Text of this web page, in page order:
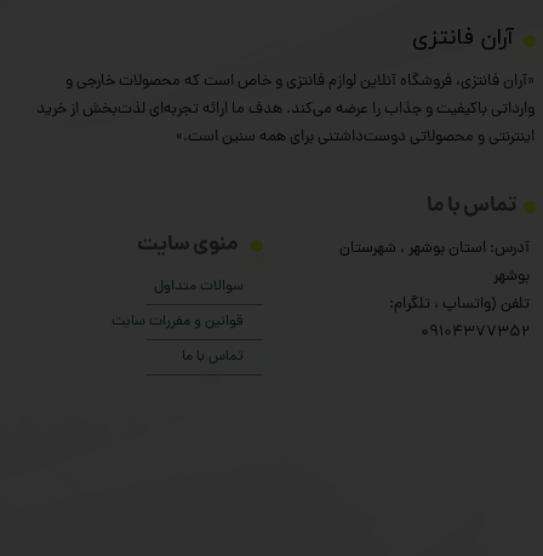
★★★
​آران فانتزی
«آران فانتزی، فروشگاه آنلاین لوازم فانتزی و خاص است که محصولات خارجی و
وارداتی باکیفیت و جذاب را عرضه می‌کند. هدف ما ارائه تجربه‌ای لذت‌بخش از خرید
اینترنتی و محصولاتی دوست‌داشتنی برای همه سنین است.»
منوی سایت
سوالات متداول
قوانین و مقررات سایت
تماس با ما
تماس با ما
آدرس: استان بوشهر ، شهرستان
بوشهر
تلفن (واتساپ ، تلگرام:
۰9104377352